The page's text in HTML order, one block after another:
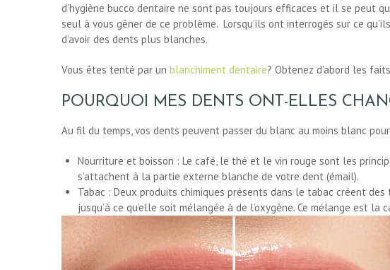
d’hygiène bucco dentaire ne sont pas toujours efficaces et il se peut
seul à vous gêner de ce problème. Lorsqu’ils ont interrogés sur ce
d’avoir des dents plus blanches.
Vous êtes tenté par un blanchiment dentaire? Obtenez d’abord les
POURQUOI MES DENTS ONT-ELLES
Au fil du temps, vos dents peuvent passer du blanc au moins blanc
Nourriture et boisson : Le café, le thé et le vin rouge sont les
s’attachent à la partie externe blanche de votre dent (émail).
Tabac : Deux produits chimiques présents dans le tabac créent
jusqu’à ce qu’elle soit mélangée à de l’oxygène. Ce mélange est